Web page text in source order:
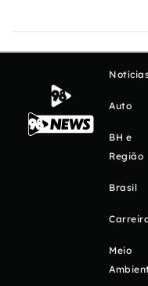
Auto
BH e
Região
Brasil
Meio